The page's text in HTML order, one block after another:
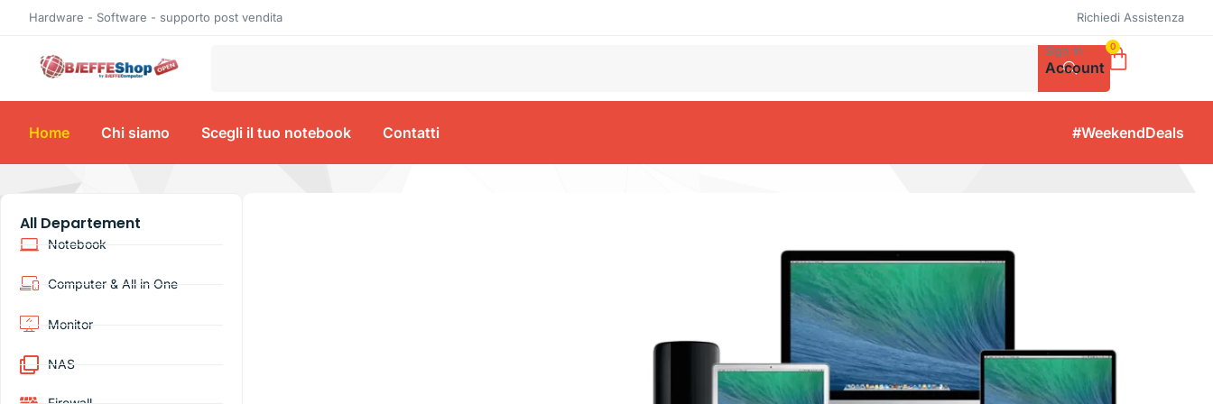
Hardware - Software - supporto post vendita Richiedi Assistenza
Sign in
Account
0
Home Chi siamo Scegli il tuo notebook Contatti #WeekendDeals
All Departement
Notebook
Computer & All in One
Monitor
NAS